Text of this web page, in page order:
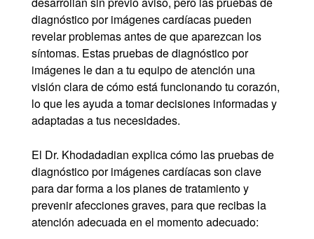
diagnóstico por imágenes cardíacas pueden
revelar problemas antes de que aparezcan los
síntomas. Estas pruebas de diagnóstico por
imágenes le dan a tu equipo de atención una
visión clara de cómo está funcionando tu corazón,
lo que les ayuda a tomar decisiones informadas y
adaptadas a tus necesidades.
El Dr. Khodadadian explica cómo las pruebas de
diagnóstico por imágenes cardíacas son clave
para dar forma a los planes de tratamiento y
prevenir afecciones graves, para que recibas la
atención adecuada en el momento adecuado: